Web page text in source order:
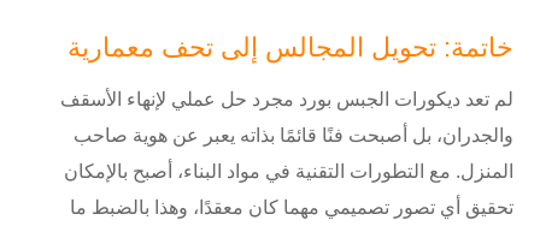
خاتمة: تحويل المجالس إلى تحف معمارية
لم تعد ديكورات الجبس بورد مجرد حل عملي لإنهاء الأسقف
والجدران، بل أصبحت فنًا قائمًا بذاته يعبر عن هوية صاحب
المنزل. مع التطورات التقنية في مواد البناء، أصبح بالإمكان
تحقيق أي تصور تصميمي مهما كان معقدًا، وهذا بالضبط ما